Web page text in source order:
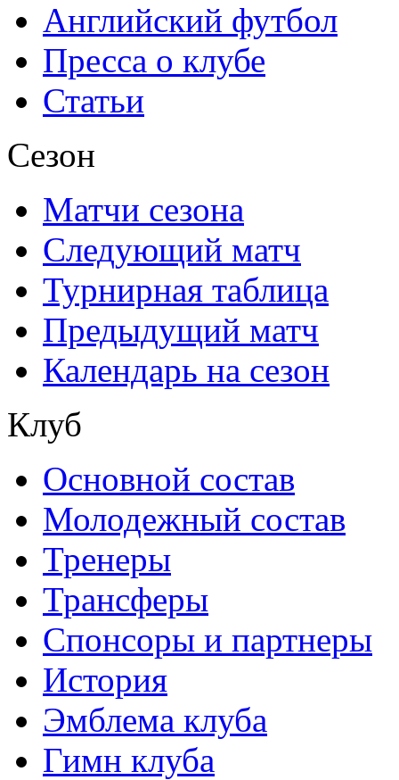
Английский футбол
Пресса о клубе
Статьи
Сезон
Матчи сезона
Следующий матч
Турнирная таблица
Предыдущий матч
Календарь на сезон
Клуб
Основной состав
Молодежный состав
Тренеры
Трансферы
Спонсоры и партнеры
История
Эмблема клуба
Гимн клуба